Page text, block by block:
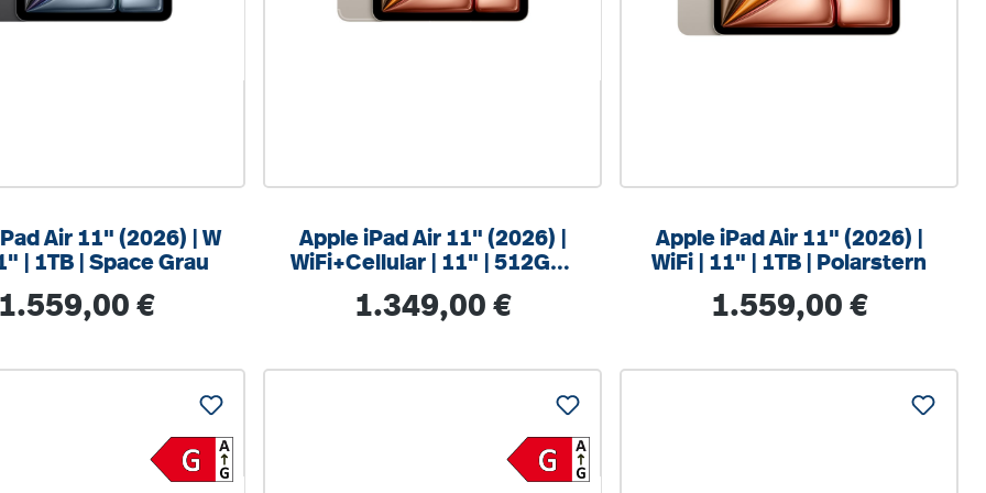
Air 11" (2026) | W
| 1TB | Space Grau
Regulärer Preis:
1.559,00 €
Apple iPad Air 11" (2026) |
WiFi+Cellular | 11" | 512GB |
Regulärer Preis:
1.349,00 €
Apple iPad Air 11" (2026) |
WiFi | 11" | 1TB | Polarstern
Regulärer Preis:
1.559,00 €